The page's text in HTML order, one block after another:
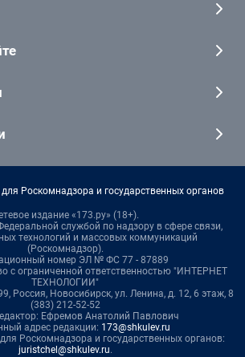
Роскомнадзора и государственных органов
издание «173.ру» (18+).
службой по надзору в сфере связи,
технологий и массовых коммуникаций
(Роскомнадзор).
номер ЭЛ № ФС 77 - 87889
с ограниченной ответственностью "ИНТЕРНЕТ
ТЕХНОЛОГИИ"
Россия, Новосибирск, ул. Ленина, д. 12, 6 этаж, 8
(383) 212-52-52
Ефремов Анатолий Павлович
адрес редакции: 173@shkulev.ru
Роскомнадзора и государственных органов:
juristchel@shkulev.ru.